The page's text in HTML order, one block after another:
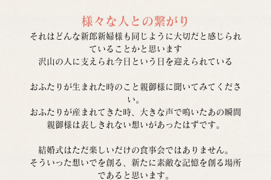
様々な人との繋がり
それはどんな新郎新婦様も同じように大切だと感じられ
ていることかと思います
沢山の人に支えられ今日という日を迎えられている
おふたりが生まれた時のこと親御様に聞いてみてくださ
い。
おふたりが産まれてきた時、大きな声で鳴いたあの瞬間
親御様は表しきれない想いがあったはずです。
結婚式はただ楽しいだけの食事会ではありません。
そういった想いでを創る、新たに素敵な記憶を創る場所
であると思います。